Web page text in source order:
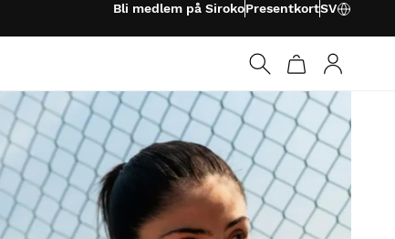
Bli medlem på SirokoPresentkortSV